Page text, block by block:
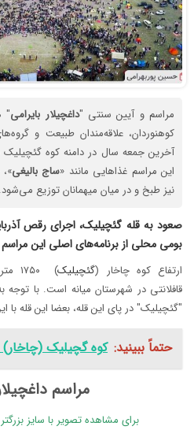
مراسم و آیین سنتی "داغچیلار بایرامی"
کوهنوردان، علاقه‌مندان طبیعت و
آخرین جمعه سال در دامنه کوه
این مراسم غذاهایی مانند «ساج بالیغی
نیز طبخ و در میان میهمانان توزیع می‌شود.
صعود به قله گئچیلیک، اجرای رقص
بومی محلی از برنامه‌های اصلی این
ارتفاع کوه چاخار (گئچیلیک
)
قافلانتی در شهرستان میانه است. با توجه
"گئچیلیک" در پای این قله، بعضا این قله با
حتماً ببینید: کوه گچیلیک
مراسم
برای مشاهده تصویر با سایز